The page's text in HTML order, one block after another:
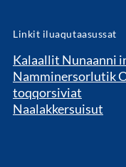
Linkit iluaqutaasussat
Kalaallit Nunaanni
Namminersorlutik
toqqorsiviat
Naalakkersuisut